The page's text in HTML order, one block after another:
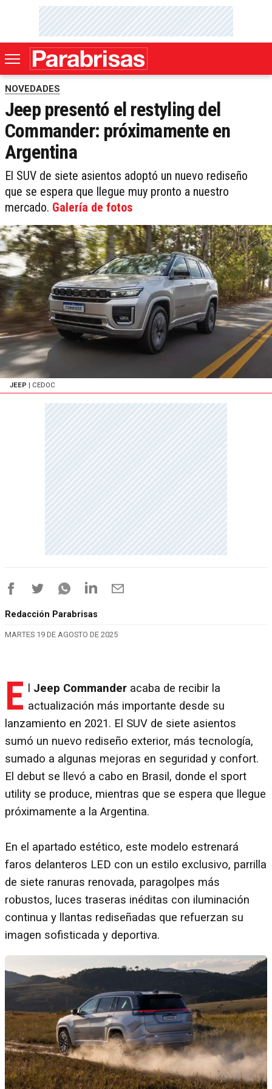
NOVEDADES
Jeep presentó el restyling del
Commander: próximamente en
Argentina
El SUV de siete asientos adoptó un nuevo rediseño
que se espera que llegue muy pronto a nuestro
mercado. Galería de fotos
JEEP | CEDOC
Redacción Parabrisas
MARTES 19 DE AGOSTO DE 2025
E Jeep Commander acaba de recibir la
actualización más importante desde su
lanzamiento en 2021. El SUV de siete asientos
sumó un nuevo rediseño exterior, más tecnología,
sumado a algunas mejoras en seguridad y confort.
El debut se llevó a cabo en Brasil, donde el sport
utility se produce, mientras que se espera que llegue
próximamente a la Argentina.
En el apartado estético, este modelo estrenará
faros delanteros LED con un estilo exclusivo, parrilla
de siete ranuras renovada, paragolpes más
robustos, luces traseras inéditas con iluminación
continua y llantas rediseñadas que refuerzan su
imagen sofisticada y deportiva.